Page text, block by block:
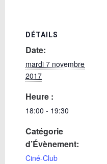
DÉTAILS
Date:
mardi 7 novembre
2017
Heure :
18:00 - 19:30
Catégorie
d’Évènement:
Ciné-Club